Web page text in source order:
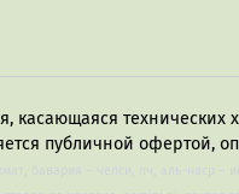
касающаяся
публичной офертой,